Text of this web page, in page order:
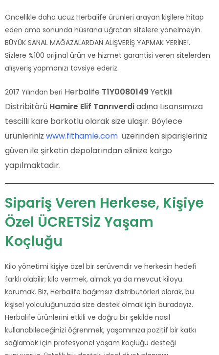
Öncelikle daha ucuz Herbalife ürünleri arayan kişilere hitap
eden ama sonunda hüsrana uğratan sitelere yönelmeyin.
BÜYÜK SANAL MAĞAZALARDAN ALIŞVERİŞ YAPMAK YERİNE!.
Sizlere %100 orijinal ürün ve hizmet garantisi veren sitelerden
alışveriş yapmanızı tavsiye ederiz.
2017 Yılından beri Herbalife T1Y0080149Yetkili
Distribitörü Hamire Elif Tanrıverdiadına Lisansımıza
tescilli kare barkotlu olarak size ulaşır. Böylece
ürünleriniz www.fithamle.com üzerinden siparişleriniz
güven ile şirketin depolarından elinize kargo
yapılmaktadır.
Sipariş Veren Herkese, Kişiye
Özel ÜCRETSİZ Yaşam
Koçluğu
Kilo yönetimi kişiye özel bir serüvendir ve herkesin hedefi
farklı olabilir; kilo vermek, almak ya da mevcut kiloyu
korumak. Biz, Herbalife bağımsız distribütörleri olarak, bu
kişisel yolculuğunuzda size destek olmak için buradayız.
Herbalife ürünlerini etkili ve doğru bir şekilde nasıl
kullanabileceğinizi öğrenmek, yaşamınıza pozitif bir katkı
sağlamak için profesyonel yaşam koçluğu desteği